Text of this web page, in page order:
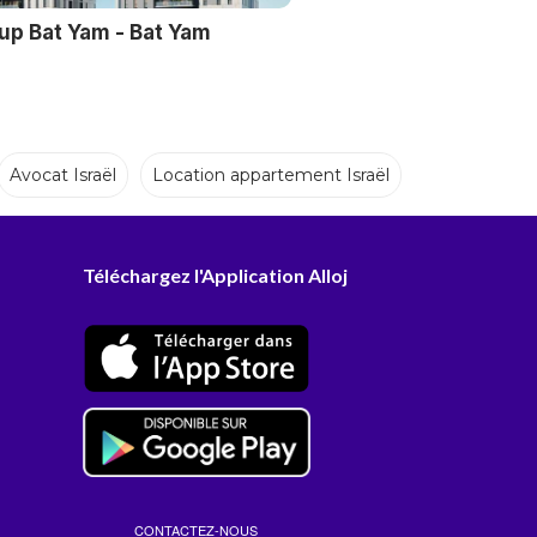
Bat Yam - Bat Yam
Avocat Israël Location appartement Israël
Téléchargez l'Application Alloj
CONTACTEZ-NOUS